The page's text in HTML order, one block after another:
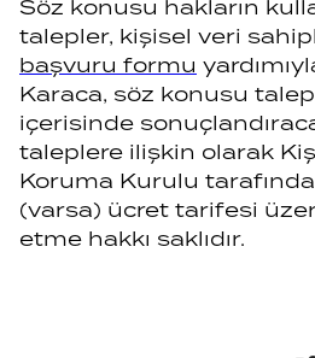
Söz konusu hakların
talepler, kişisel veri
başvuru formu
Karaca, söz konusu
içerisinde
taleplere ilişkin olarak
Koruma Kurulu
(varsa) ücret tarifesi
etme hakkı saklıdır.